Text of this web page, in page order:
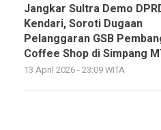
Jangkar Sultra Demo
Kendari, Soroti Dugaan
Pelanggaran GSB
Coffee Shop di Simpang
13 April 2026 - 23:09 WITA